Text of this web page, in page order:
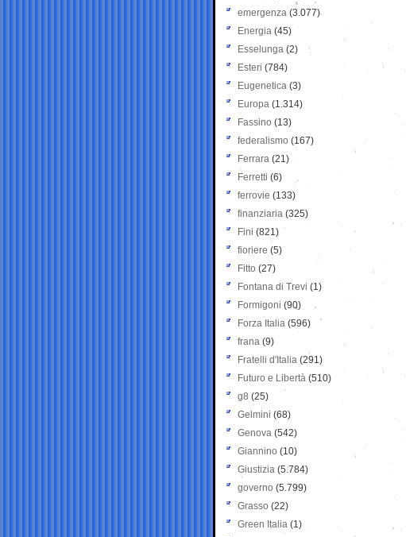
emergenza (3.077)
Energia (45)
Esselunga (2)
Esteri (784)
Eugenetica (3)
Europa (1.314)
Fassino (13)
federalismo (167)
Ferrara (21)
Ferretti (6)
ferrovie (133)
finanziaria (325)
Fini (821)
fioriere (5)
Fitto (27)
Fontana di Trevi (1)
Formigoni (90)
Forza Italia (596)
frana (9)
Fratelli d'Italia (291)
Futuro e Libertà (510)
g8 (25)
Gelmini (68)
Genova (542)
Giannino (10)
Giustizia (5.784)
governo (5.799)
Grasso (22)
Green Italia (1)